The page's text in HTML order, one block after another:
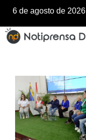
6 de agosto de 2026